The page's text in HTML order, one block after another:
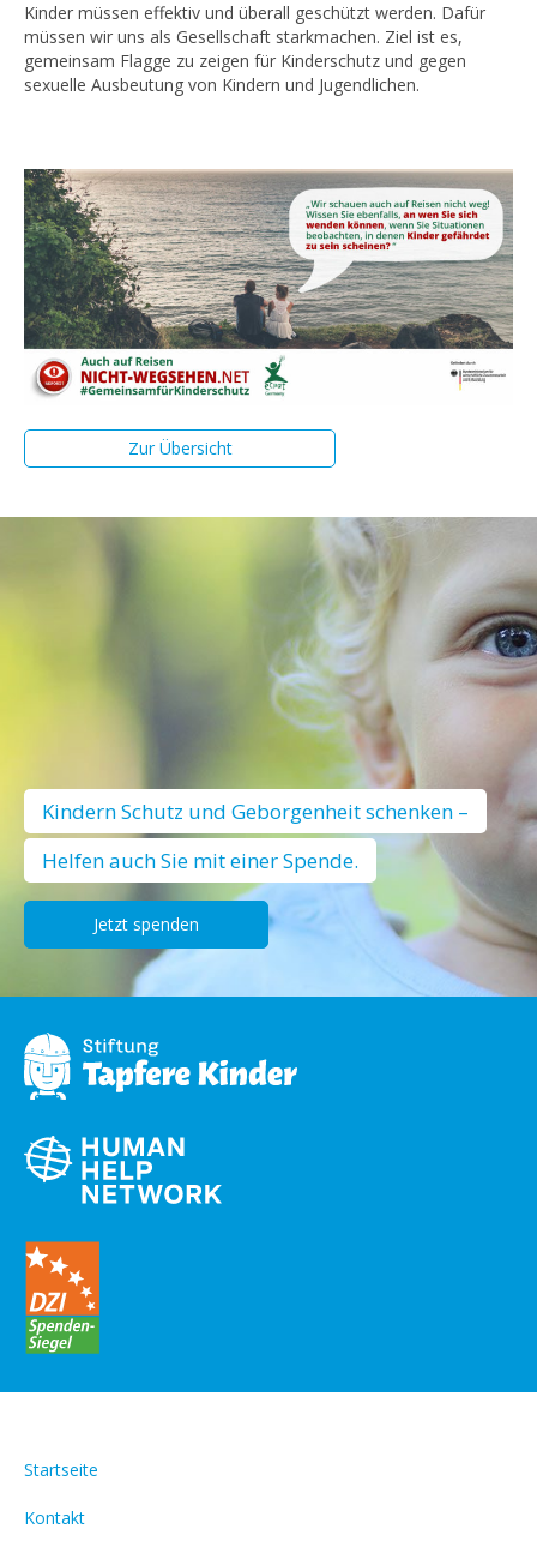
Kinder müssen effektiv und überall geschützt werden. Dafür
müssen wir uns als Gesellschaft starkmachen. Ziel ist es,
gemeinsam Flagge zu zeigen für Kinderschutz und gegen
sexuelle Ausbeutung von Kindern und Jugendlichen.
Zur Übersicht
Kindern Schutz und Geborgenheit schenken –
Helfen auch Sie mit einer Spende.
Jetzt spenden
Startseite
Kontakt